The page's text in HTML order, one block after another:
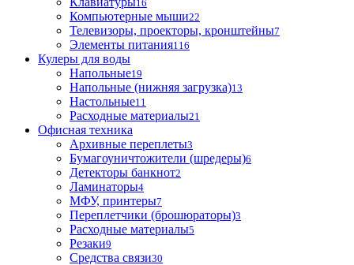
16
Компьютерные мыши22
Телевизоры, проекторы, кронштейны7
Элементы питания116
Кулеры для воды
Напольные19
Напольные (нижняя загрузка)13
Настольные11
Расходные материалы21
Офисная техника
Архивные переплеты3
Бумагоуничтожители (шредеры)6
Детекторы банкнот2
Ламинаторы4
МФУ, принтеры7
Переплетчики (брошюраторы)3
Расходные материалы5
Резаки9
Средства связи30